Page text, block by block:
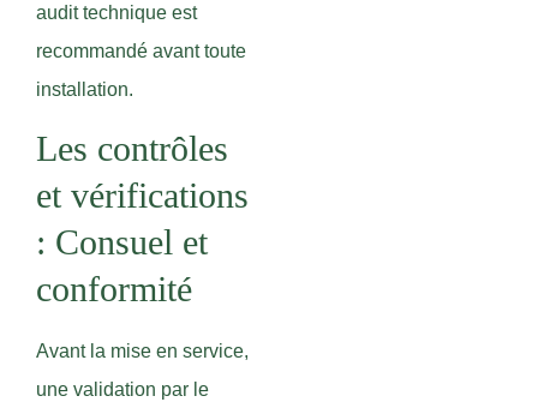
audit technique est
recommandé avant toute
installation.
Les contrôles
et vérifications
: Consuel et
conformité
Avant la mise en service,
une validation par le